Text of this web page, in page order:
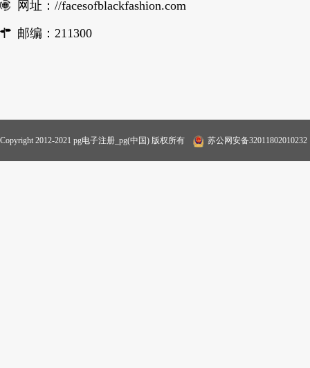
网址：//facesofblackfashion.com
邮编：211300
Copyright 2012-2021 pg电子注册_pg(中国) 版权所有 苏公网安备32011802010232